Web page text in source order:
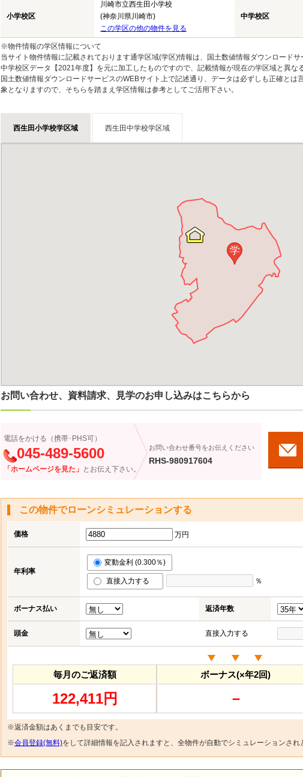
小学校区
川崎市立西生田小学校
(神奈川県川崎市)
この学区の他の物件を見る
中学校区
※物件情報の学区情報について
当サイト物件情報に記載されております通学区域(学区)情報は、国土数値情報ダウンロード
中学校区データ【2021年度】を元に加工したものですので、記載情報が現在の学区域と異な
国土数値情報ダウンロードサービスのWEBサイト上で記述通り、データは必ずしも正確と
象となりますので、そちらを踏まえ学区情報は参考としてご活用下さい。
西生田小学校学区域 西生田中学校学区域
学
お問い合わせ、資料請求、見学のお申し込みはこちらから
電話をかける（携帯･PHS可）
045-489-5600
「ホームページを見た」 とお伝え下さい。
お問い合わせ番号をお伝えください
RHS-980917604
この物件でローンシミュレーションする
価格 万円
年利率
変動金利 (0.300％)
直接入力する ％
ボーナス払い 返済年数
頭金 直接入力する
毎月のご返済額
122,411円
ボーナス(×年2回)
－
※返済金額はあくまでも目安です。
※会員登録(無料)をして詳細情報を記入されますと、全物件が自動でシミュレーションさ